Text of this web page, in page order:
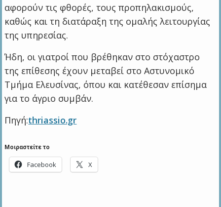
αφορούν τις φθορές, τους προπηλακισμούς,
καθώς και τη διατάραξη της ομαλής λειτουργίας
της υπηρεσίας.
Ήδη, οι γιατροί που βρέθηκαν στο στόχαστρο
της επίθεσης έχουν μεταβεί στο Αστυνομικό
Τμήμα Ελευσίνας, όπου και κατέθεσαν επίσημα
για το άγριο συμβάν.
Πηγή:thriassio.gr
Μοιραστείτε το
Facebook X